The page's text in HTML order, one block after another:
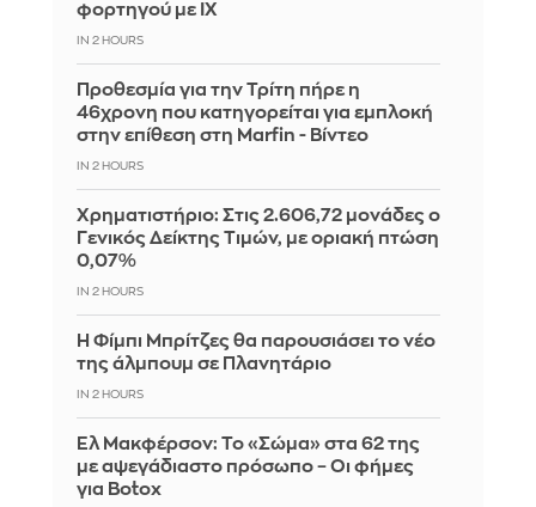
φορτηγού με ΙΧ
IN 2 HOURS
Προθεσμία για την Τρίτη πήρε η
46χρονη που κατηγορείται για εμπλοκή
στην επίθεση στη Marfin - Βίντεο
IN 2 HOURS
Χρηματιστήριο: Στις 2.606,72 μονάδες ο
Γενικός Δείκτης Τιμών, με οριακή πτώση
0,07%
IN 2 HOURS
Η Φίμπι Μπρίτζες θα παρουσιάσει το νέο
της άλμπουμ σε Πλανητάριο
IN 2 HOURS
Ελ Μακφέρσον: Το «Σώμα» στα 62 της
με αψεγάδιαστο πρόσωπο – Οι φήμες
για Botox